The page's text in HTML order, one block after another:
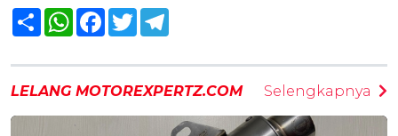
Share WhatsAppFacebook
Twitter
LELANG MOTOREXPERTZ.COM Selengkapnya